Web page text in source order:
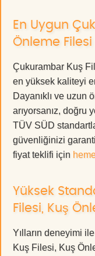
En Uygun
Önleme Filesi
Çukurambar Kuş
en yüksek kaliteyi
Dayanıklı ve uzun
arıyorsanız, doğru
TÜV SÜD
güvenliğinizi
fiyat teklifi için
Yüksek
Filesi, Kuş
Yılların deneyimi
Kuş Filesi, Kuş